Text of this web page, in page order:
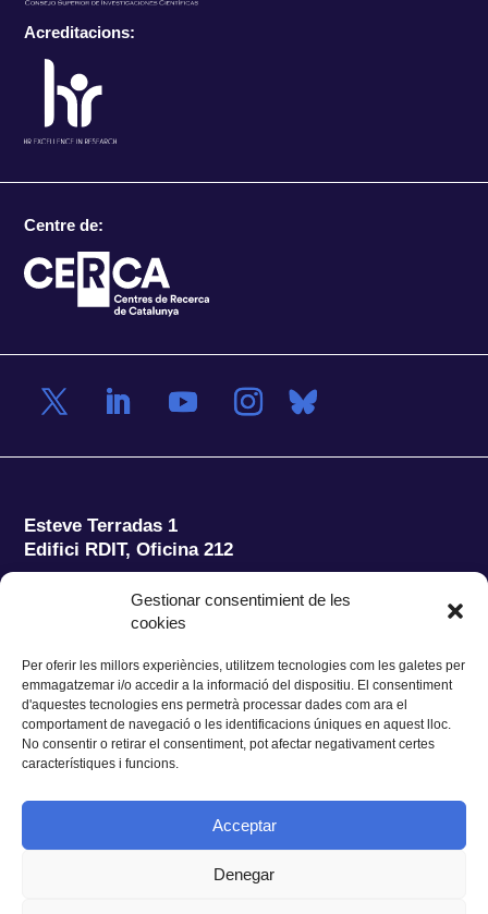
Gestionar consentimient de les
cookies
Per oferir les millors experiències, utilitzem tecnologies com les galetes per
emmagatzemar i/o accedir a la informació del dispositiu. El consentiment
d'aquestes tecnologies ens permetrà processar dades com ara el
comportament de navegació o les identificacions úniques en aquest lloc.
No consentir o retirar el consentiment, pot afectar negativament certes
característiques i funcions.
Acceptar
Denegar
Acreditacions:
Centre de:
Esteve Terradas 1
Edifici RDIT, Oficina 212
Parc Mediterrani de la Tecnologia (PMT)
del Baix Llobregat – UPC
Tel.:+34 93 280 2088
Fax:+34 93 280 6395
E-mail:ieec@ieec.cat
CONTACTE